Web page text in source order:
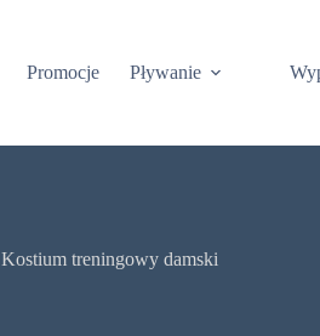
Promocje
Pływanie
Kostium treningowy damski